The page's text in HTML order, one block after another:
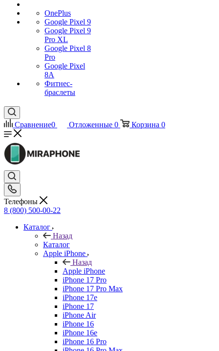
OnePlus
Google Pixel 9
Google Pixel 9
Pro XL
Google Pixel 8
Pro
Google Pixel
8A
Фитнес-
браслеты
Сравнение0 Отложенные 0 Корзина 0
Телефоны
8 (800) 500-00-22
Каталог
Назад
Каталог
Apple iPhone
Назад
Apple iPhone
iPhone 17 Pro
iPhone 17 Pro Max
iPhone 17e
iPhone 17
iPhone Air
iPhone 16
iPhone 16e
iPhone 16 Pro